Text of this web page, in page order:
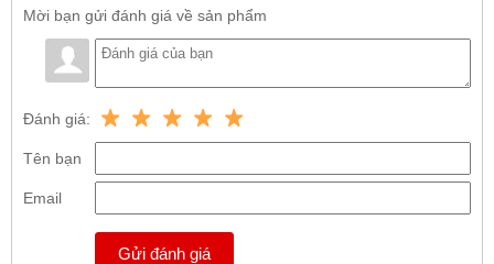
Mời bạn gửi đánh giá về sản phẩm
Đánh giá:
Tên bạn
Email
Gửi đánh giá